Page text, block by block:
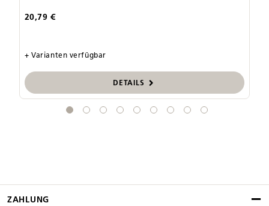
20,79 €
+ Varianten verfügbar
DETAILS
ZAHLUNG